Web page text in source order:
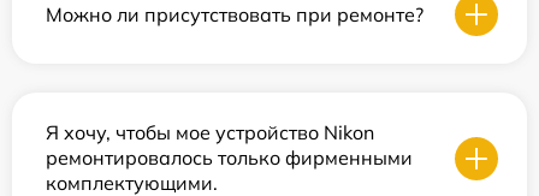
Можно ли присутствовать при ремонте?
Я хочу, чтобы мое устройство Nikon
ремонтировалось только фирменными
комплектующими.